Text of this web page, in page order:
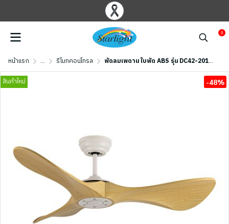
0
หน้าแรก ... รีโมทคอนโทรล พัดลมเพดาน ใบพัด ABS รุ่น DC42-2010-3-NMAPLE ขนาด 42 นิ้ว สีขาว/ เมเปิ้ล
สินค้าใหม่ -48%